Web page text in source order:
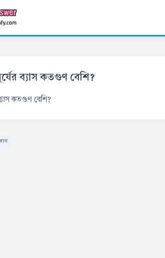
ব্যাস কতগুণ বেশি?
কতগুণ বেশি?